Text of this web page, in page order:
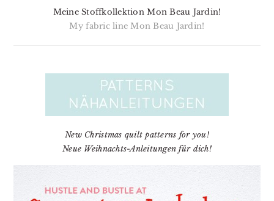
Meine Stoffkollektion Mon Beau Jardin!
My fabric line Mon Beau Jardin!
New Christmas quilt patterns for you!
Neue Weihnachts-Anleitungen für dich!